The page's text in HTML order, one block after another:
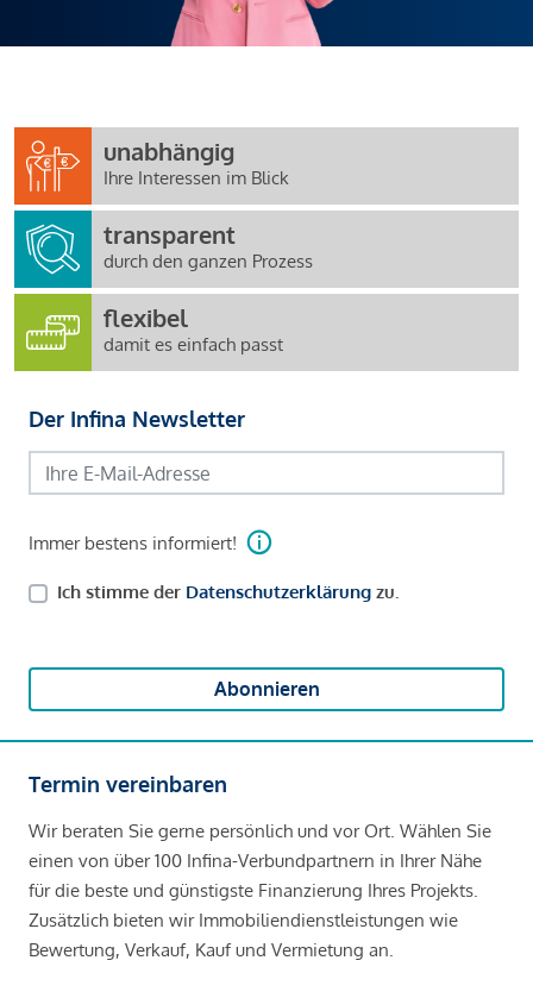
unabhängig
Ihre Interessen im Blick
transparent
durch den ganzen Prozess
flexibel
damit es einfach passt
Der Infina Newsletter
Immer bestens informiert!
Ich stimme der Datenschutzerklärung zu.
Abonnieren
Termin vereinbaren
Wir beraten Sie gerne persönlich und vor Ort. Wählen Sie
einen von über 100 Infina-Verbundpartnern in Ihrer Nähe
für die beste und günstigste Finanzierung Ihres Projekts.
Zusätzlich bieten wir Immobiliendienstleistungen wie
Bewertung, Verkauf, Kauf und Vermietung an.